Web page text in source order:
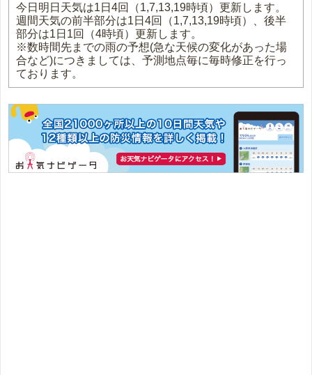
今日明日天気は1日4回（1,7,13,19時頃）更新します。
週間天気の前半部分は1日4回（1,7,13,19時頃）、後半
部分は1日1回（4時頃）更新します。
※数時間先までの雨の予想(急な天候の変化があった場
合など)につきましては、予測地点毎に毎時修正を行っ
ております。